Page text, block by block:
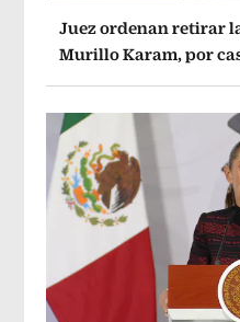
Juez ordenan retirar
Murillo Karam, por